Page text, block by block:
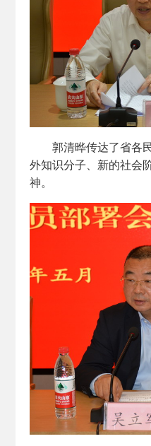
郭清晔传达了省各民
外知识分子、新的社会
神。